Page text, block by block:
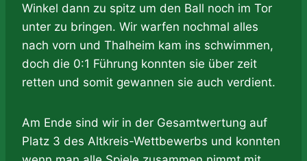
Winkel dann zu spitz um den Ball noch im Tor
unter zu bringen. Wir warfen nochmal alles
nach vorn und Thalheim kam ins schwimmen,
doch die 0:1 Führung konnten sie über zeit
retten und somit gewannen sie auch verdient.
Am Ende sind wir in der Gesamtwertung auf
Platz 3 des Altkreis-Wettbewerbs und konnten